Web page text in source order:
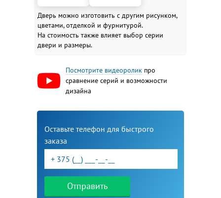
Дверь можно изготовить с другим рисунком,
цветами, отделкой и фурнитурой.
На стоимость также влияет выбор серии
двери и размеры.
Посмотрите видеоролик про
сравнение серий и возможности
дизайна
Оставьте телефон для быстрого
заказа
Отправить